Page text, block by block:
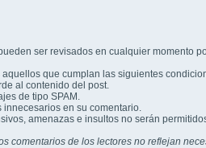
ser revisados en cualquier momento
que cumplan las siguientes
al contenido del post.
de tipo SPAM.
innecesarios en su comentario.
amenazas e insultos no serán
comentarios de los lectores no reflejan